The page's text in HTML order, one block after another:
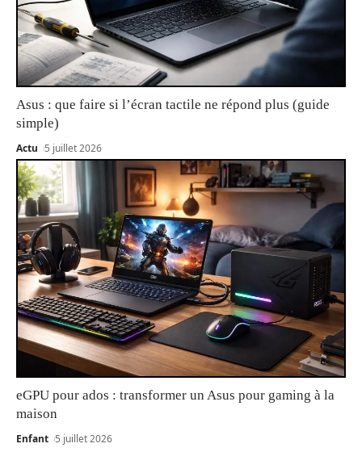
Asus : que faire si l’écran tactile ne répond plus (guide
simple)
Actu 5 juillet 2026
eGPU pour ados : transformer un Asus pour gaming à la
maison
Enfant 5 juillet 2026